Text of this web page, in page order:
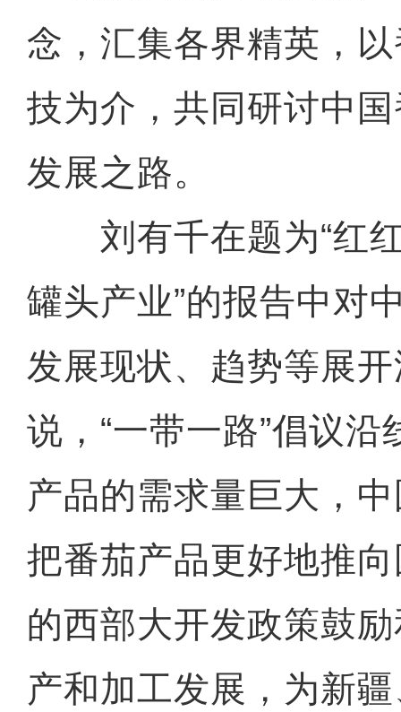
念，汇集各界精英，
技为介，共同研讨中
发展之路。
刘有千在题为“红红
罐头产业”的报告中对
发展现状、趋势等展
说，“一带一路”倡议
产品的需求量巨大，
把番茄产品更好地推
的西部大开发政策鼓
产和加工发展，为新